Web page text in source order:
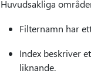
Huvudsakliga
Filternamn har
Index beskriver
liknande.